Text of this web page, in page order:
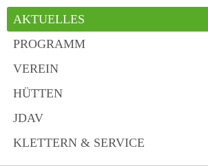
AKTUELLES
PROGRAMM
VEREIN
HÜTTEN
JDAV
KLETTERN & SERVICE